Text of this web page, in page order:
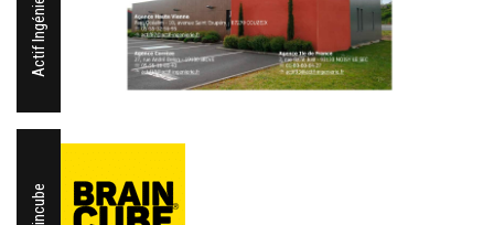
Actif Ingénierie